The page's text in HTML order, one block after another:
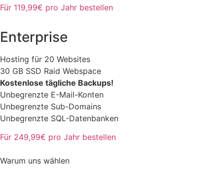
Für 119,99€ pro Jahr bestellen
Enterprise
Hosting für 20 Websites
30 GB SSD Raid Webspace
Kostenlose tägliche Backups!
Unbegrenzte E-Mail-Konten
Unbegrenzte Sub-Domains
Unbegrenzte SQL-Datenbanken
Für 249,99€ pro Jahr bestellen
Warum uns wählen